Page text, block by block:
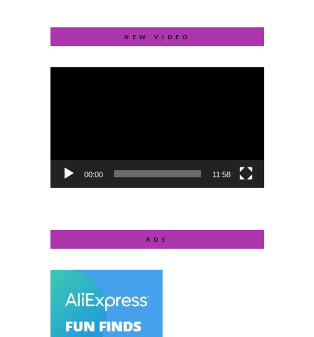
NEW VIDEO
Video
00:00 11:58
ADS